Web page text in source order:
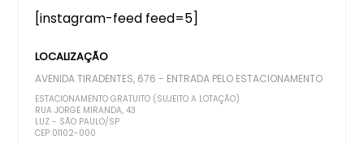
[instagram-feed feed=5]
LOCALIZAÇÃO
AVENIDA TIRADENTES, 676 - ENTRADA PELO ESTACIONAMENTO
ESTACIONAMENTO GRATUITO (SUJEITO A LOTAÇÃO)
RUA JORGE MIRANDA, 43
LUZ - SÃO PAULO/SP
CEP 01102-000